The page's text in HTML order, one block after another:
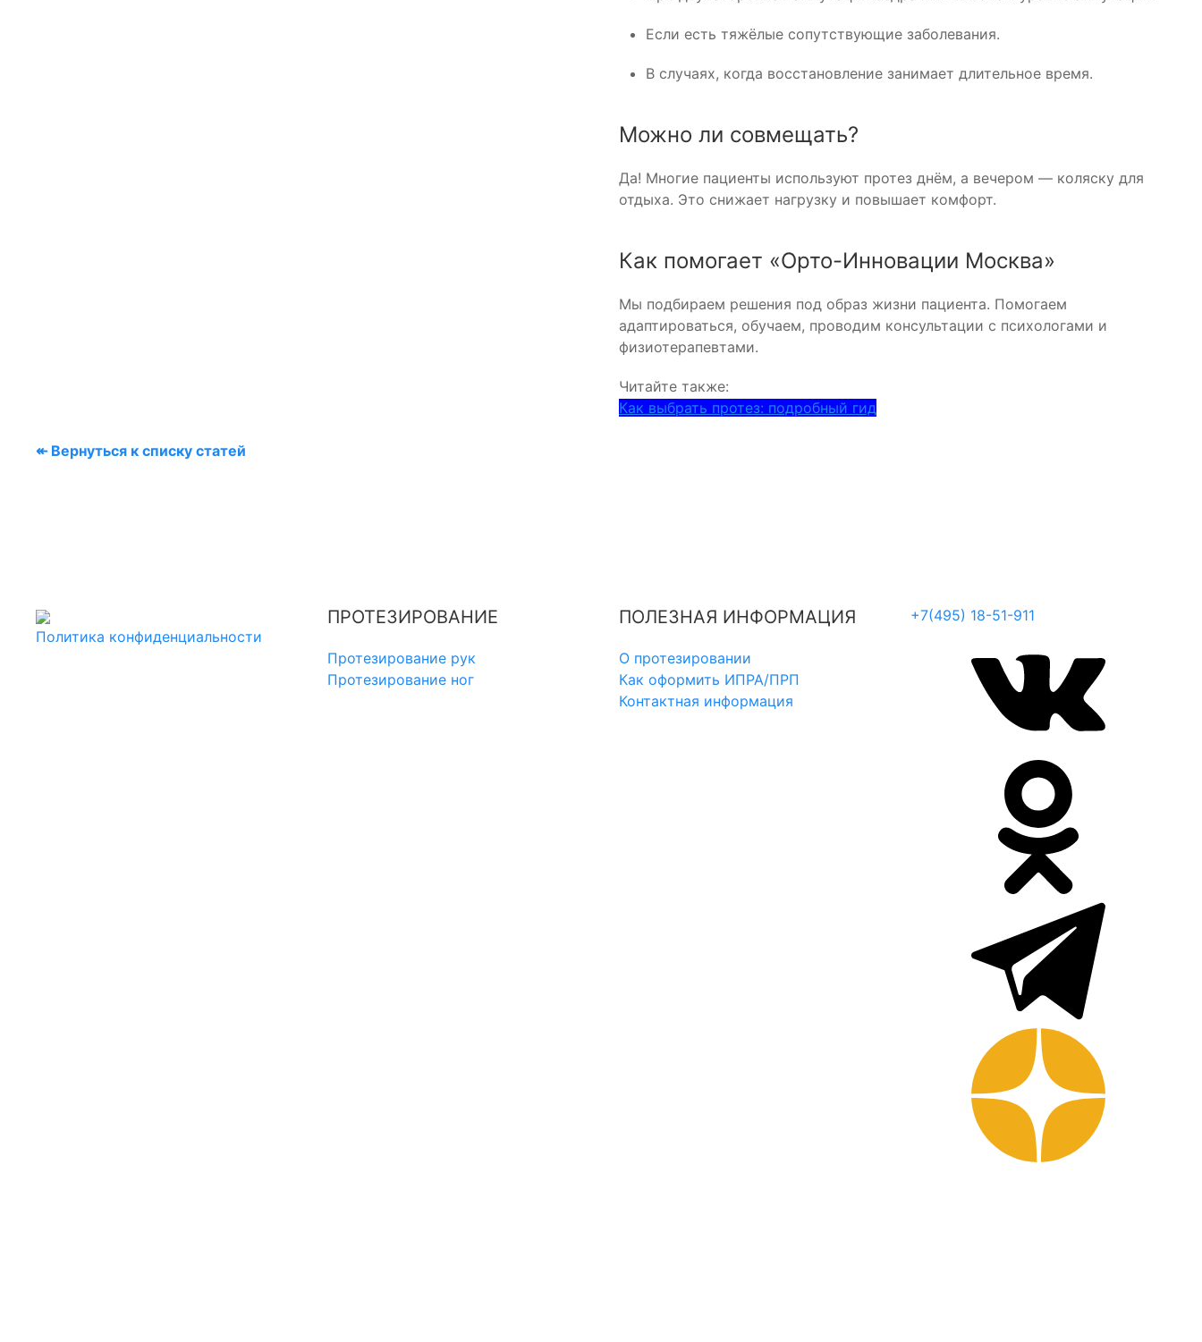
Если есть тяжёлые сопутствующие заболевания.
В случаях, когда восстановление занимает длительное время.
Можно ли совмещать?
Да! Многие пациенты используют протез днём, а вечером — коляску для
отдыха. Это снижает нагрузку и повышает комфорт.
Как помогает «Орто-Инновации Москва»
Мы подбираем решения под образ жизни пациента. Помогаем
адаптироваться, обучаем, проводим консультации с психологами и
физиотерапевтами.
Читайте также:
Как выбрать протез: подробный гид
↞ Вернуться к списку статей
Политика конфиденциальности
ПРОТЕЗИРОВАНИЕ
Протезирование рук
Протезирование ног
ПОЛЕЗНАЯ ИНФОРМАЦИЯ
О протезировании
Как оформить ИПРА/ПРП
Контактная информация
+7(495) 18-51-911